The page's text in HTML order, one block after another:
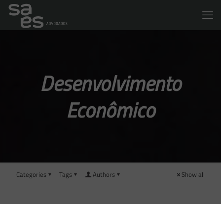
Desenvolvimento
Econômico
Categories Tags Authors Show all